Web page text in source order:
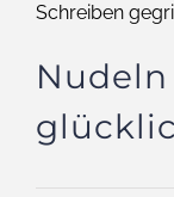
Schreiben